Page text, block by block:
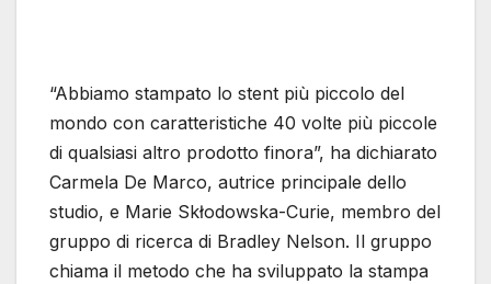
“Abbiamo stampato lo stent più piccolo del
mondo con caratteristiche 40 volte più piccole
di qualsiasi altro prodotto finora”, ha dichiarato
Carmela De Marco, autrice principale dello
studio, e Marie Skłodowska-Curie, membro del
gruppo di ricerca di Bradley Nelson. Il gruppo
chiama il metodo che ha sviluppato la stampa